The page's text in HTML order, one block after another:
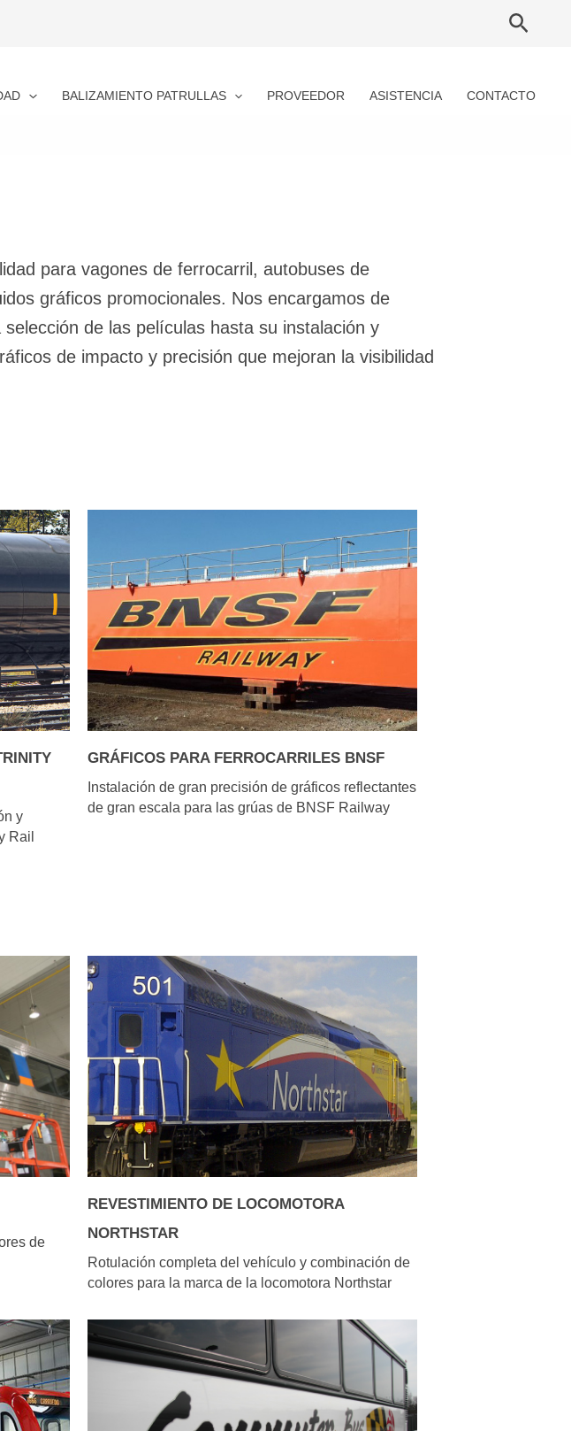
BALIZAMIENTO PATRULLAS PROVEEDOR ASISTENCIA CONTACTO
para vagones de ferrocarril, autobuses de
gráficos promocionales. Nos encargamos de
de las películas hasta su instalación y
de impacto y precisión que mejoran la visibilidad
y
Rail
GRÁFICOS PARA FERROCARRILES BNSF
Instalación de gran precisión de gráficos reflectantes
de gran escala para las grúas de BNSF Railway
de
REVESTIMIENTO DE LOCOMOTORA
NORTHSTAR
Rotulación completa del vehículo y combinación de
colores para la marca de la locomotora Northstar